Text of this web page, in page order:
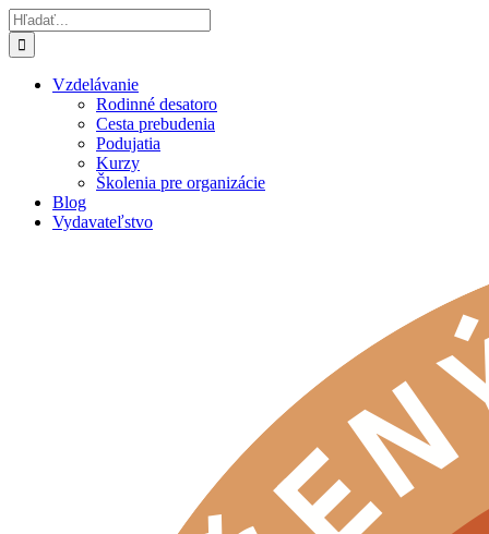
Skip
to
content
Hľadať:
Vzdelávanie
Rodinné desatoro
Cesta prebudenia
Podujatia
Kurzy
Školenia pre organizácie
Blog
Vydavateľstvo